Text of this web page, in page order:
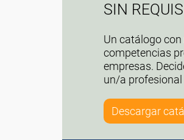
SIN
Un catálogo
competencias
empresas.
un/a
Descargar